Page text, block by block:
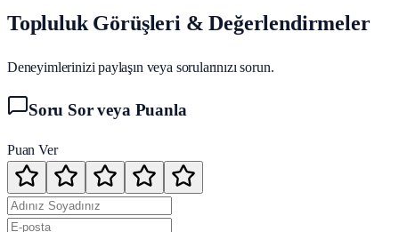
Topluluk Görüşleri & Değerlendirmeler
Deneyimlerinizi paylaşın veya sorularınızı sorun.
Soru Sor veya Puanla
Puan Ver